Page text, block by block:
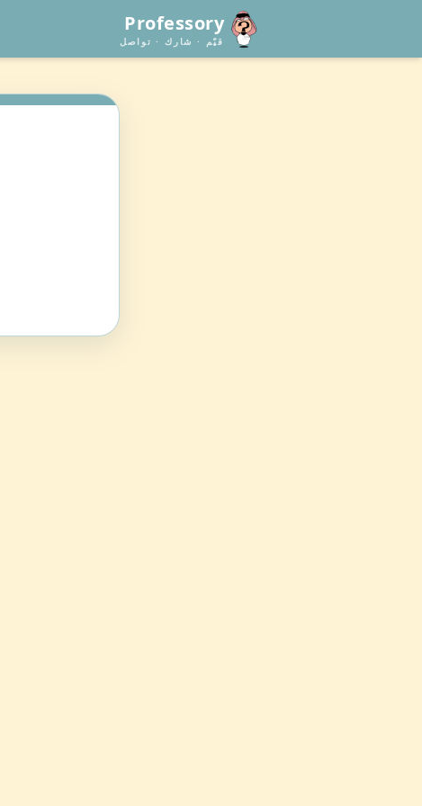
Professory
قيّم · شارك · تواصل